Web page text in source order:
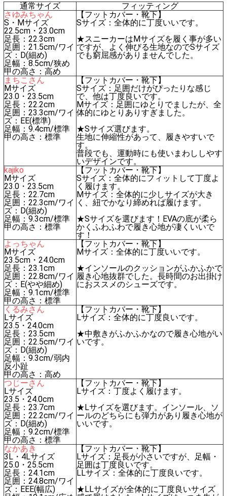
通常サイズ
フィッティング
さゆみちゃん
S・Mサイズ
22.5cm・23.0cm
足長：22.3cm
足囲：21.5cm/ワイ
ズ：D(細め)
足幅：8.5cm/狭め
甲の高さ：高め
【フットカバー・靴下】
Sサイズ：全体的に丁度いいです。
★スニーカーはMサイズを履く事が多い
ですが、よく伸びる生地なのでSサイズ
でも窮屈感がありませんでした。
まちこさん
Mサイズ
23.0・23.5cm
足長：22.2cm
足囲：23.3cm/ワイ
ズ：EE(標準)
足幅：9.4cm/標準
甲の高さ：標準
【フットカバー・靴下】
Sサイズ：足囲だけがぴったりな感じ
で、他は丁度良いです。
Mサイズ：足囲にゆとりでましたが、全
体的にゆとりありすぎました。
★Sサイズ選びます。
生地に伸縮性があって、履きやすいで
す。
普段でも、運動時にも使いまわししやす
いデザインです。
kajiko
Mサイズ
23.0・23.5cm
足長：22.7cm
足囲：22.3cm/ワイ
ズ：D(細め)
足幅：9.3cm/標準
甲の高さ：標準
【フットカバー・靴下】
Sサイズ：全体的にフィットして丁度よ
く履けます。
Mサイズ：全体的に少しサイズが大き
く、紐でかなり締めれば履けます。
★Sサイズを選びます！EVAの底が柔ら
かくふわふわで履き心地が凄くいいで
す！
よっちゃん
Mサイズ
23.5cm・24.0cm
足長：23.1cm
足囲：22.8cm/ワイ
ズ：E(やや細め)
足幅：9.1cm/標準
甲の高さ：標準
【フットカバー・靴下】
Mサイズ：全体的に丁度いいです。
★インソールのクッションがふかふかで
履き心地抜群でした。長時間のお出掛け
におススメのシューズです。
くるみさん
Lサイズ
23.5・24.0cm
足長：23.5cm
足囲：22.5cm/ワイ
ズ：D(細め)
足幅：9.3cm/弱内
反小趾
甲の高さ：高め
【フットカバー・靴下】
Lサイズ：全体的に丁度良いです。
★中敷きがふかふかなので履き心地がい
いです。
つじーさん
Lサイズ
23.5・24.0cm
足長：23.7cm
足囲：22.2cm/ワイ
ズ：D(細め)
足幅：9.2cm/標準
甲の高さ：標準
【フットカバー・靴下】
Lサイズ：丁度よく履けます。
★Lサイズを選びます。インソール、ソ
ールのどちらにも弾力があり履き心地が
いいです。
なかあき
3L・4Lサイズ
25.0・25.5cm
足長：24.1cm
足囲：24.8cm/ワイ
ズ：EEE(幅広)
【フットカバー・靴下】
Lサイズ：足長が小さいですが、足幅・
足囲は丁度良いです。
LLサイズ：全体的に丁度良いです。
★LLサイズが全体的に丁度良いサイズ